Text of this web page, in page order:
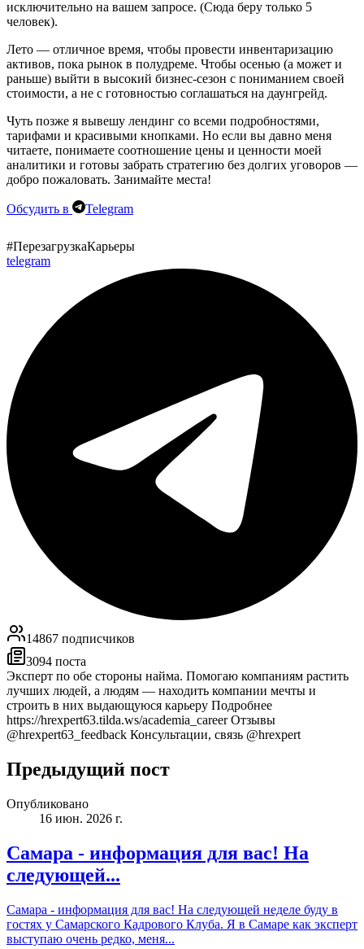
исключительно на вашем запросе. (Сюда беру только 5
человек).
Лето — отличное время, чтобы провести инвентаризацию
активов, пока рынок в полудреме. Чтобы осенью (а может и
раньше) выйти в высокий бизнес-сезон с пониманием своей
стоимости, а не с готовностью соглашаться на даунгрейд.
Чуть позже я вывешу лендинг со всеми подробностями,
тарифами и красивыми кнопками. Но если вы давно меня
читаете, понимаете соотношение цены и ценности моей
аналитики и готовы забрать стратегию без долгих уговоров —
добро пожаловать. Занимайте места!
Обсудить в Telegram
#ПерезагрузкаКарьеры
telegram
14867 подписчиков
3094 поста
Эксперт по обе стороны найма. Помогаю компаниям растить
лучших людей, а людям — находить компании мечты и
строить в них выдающуюся карьеру Подробнее
https://hrexpert63.tilda.ws/academia_career Отзывы
@hrexpert63_feedback Консультации, связь @hrexpert
Предыдущий пост
Опубликовано
16 июн. 2026 г.
Самара - информация для вас! На
следующей...
Самара - информация для вас! На следующей неделе буду в
гостях у Самарского Кадрового Клуба. Я в Самаре как эксперт
выступаю очень редко, меня...